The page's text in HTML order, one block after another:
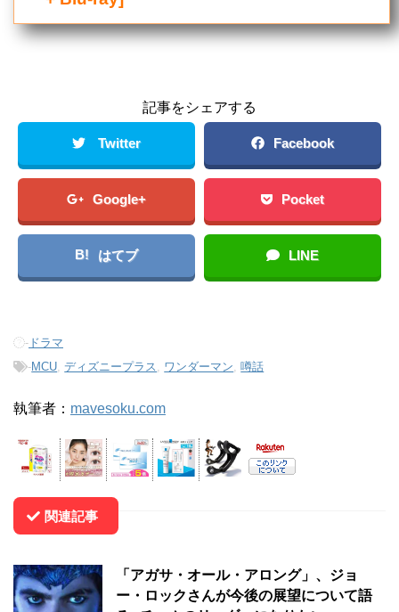
記事をシェアする
Twitter Facebook
Google+ Pocket
B! はてブ LINE
- ドラマ
-MCU ,ディズニープラス ワンダーマン 噂話
執筆者： mavesoku.com
関連記事
「アガサ・オール・アロング」、ジョ
ー・ロックさんが今後の展望について語